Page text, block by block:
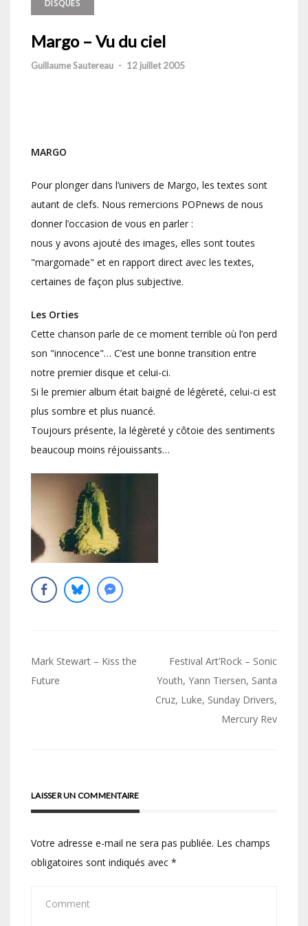
DISQUES
Margo – Vu du ciel
Guillaume Sautereau - 12 juillet 2005
MARGO
Pour plonger dans l’univers de Margo, les textes sont
autant de clefs. Nous remercions POPnews de nous
donner l’occasion de vous en parler :
nous y avons ajouté des images, elles sont toutes
"margomade" et en rapport direct avec les textes,
certaines de façon plus subjective.
Les Orties
Cette chanson parle de ce moment terrible où l’on perd
son "innocence"… C’est une bonne transition entre
notre premier disque et celui-ci.
Si le premier album était baigné de légèreté, celui-ci est
plus sombre et plus nuancé.
Toujours présente, la légèreté y côtoie des sentiments
beaucoup moins réjouissants…
Navigation
de
Mark Stewart – Kiss the
Future
Festival Art’Rock – Sonic
Youth, Yann Tiersen, Santa
Cruz, Luke, Sunday Drivers,
Mercury Rev
LAISSER UN COMMENTAIRE
Votre adresse e-mail ne sera pas publiée. Les champs
obligatoires sont indiqués avec *